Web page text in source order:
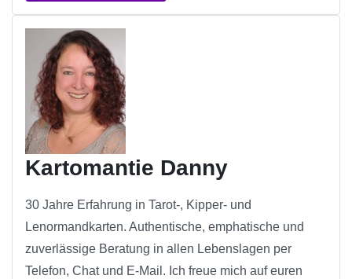
Kartomantie Danny
30 Jahre Erfahrung in Tarot-, Kipper- und
Lenormandkarten. Authentische, emphatische und
zuverlässige Beratung in allen Lebenslagen per
Telefon, Chat und E-Mail. Ich freue mich auf euren